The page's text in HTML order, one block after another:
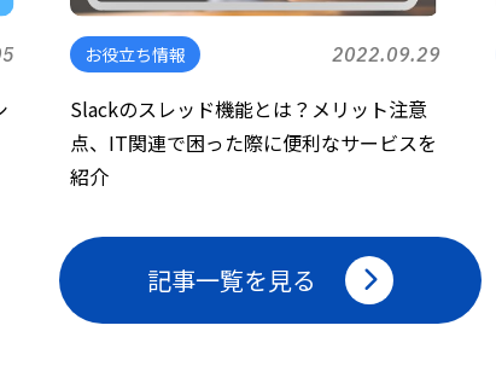
お役立ち情報 2022.09.29
Slackのスレッド機能とは？メリット注意
点、IT関連で困った際に便利なサービスを
紹介
記事一覧を見る